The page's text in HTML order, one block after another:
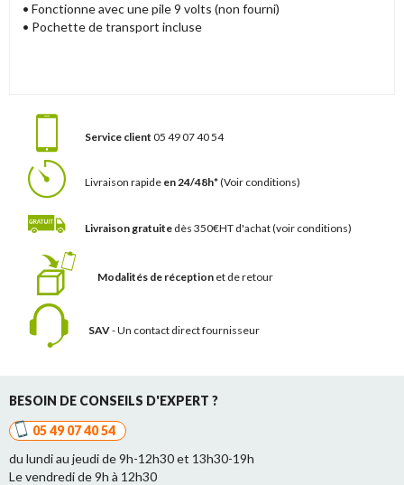
• Fonctionne avec une pile 9 volts (non fourni)
• Pochette de transport incluse
Service client 05 49 07 40 54
Livraison rapide en 24/48h*(Voir conditions)
Livraison gratuite dès 350€HT d'achat(voir conditions)
Modalités de réception et de retour
SAV- Un contact direct fournisseur
BESOIN DE CONSEILS D'EXPERT ?
05 49 07 40 54
du lundi au jeudi de 9h-12h30 et 13h30-19h
Le vendredi de 9h à 12h30